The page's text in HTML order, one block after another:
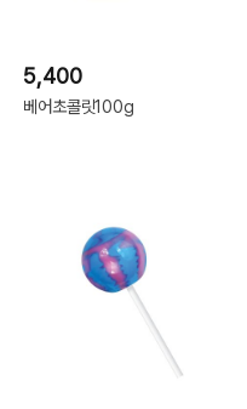
5,400
베어초콜릿100g